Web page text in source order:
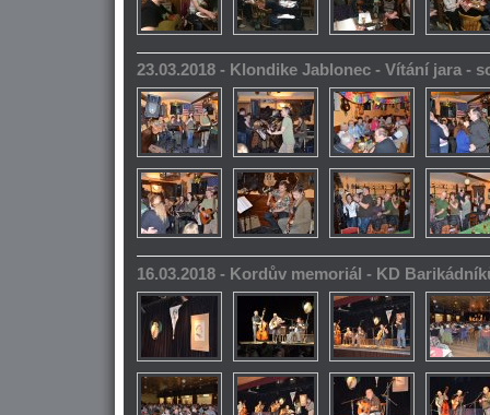
23.03.2018 - Klondike Jablonec - Vítání jara -
16.03.2018 - Kordův memoriál - KD